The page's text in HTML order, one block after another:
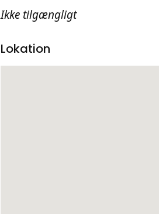
Ikke tilgængligt
Lokation